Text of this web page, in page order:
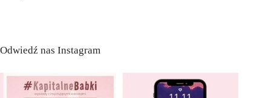
Odwiedź nas Instagram